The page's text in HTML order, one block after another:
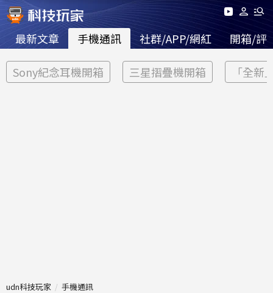
最新文章 手機通訊 社群/APP/網紅 開箱/評
Sony紀念耳機開箱 三星摺疊機開箱 「全新
udn科技玩家 手機通訊